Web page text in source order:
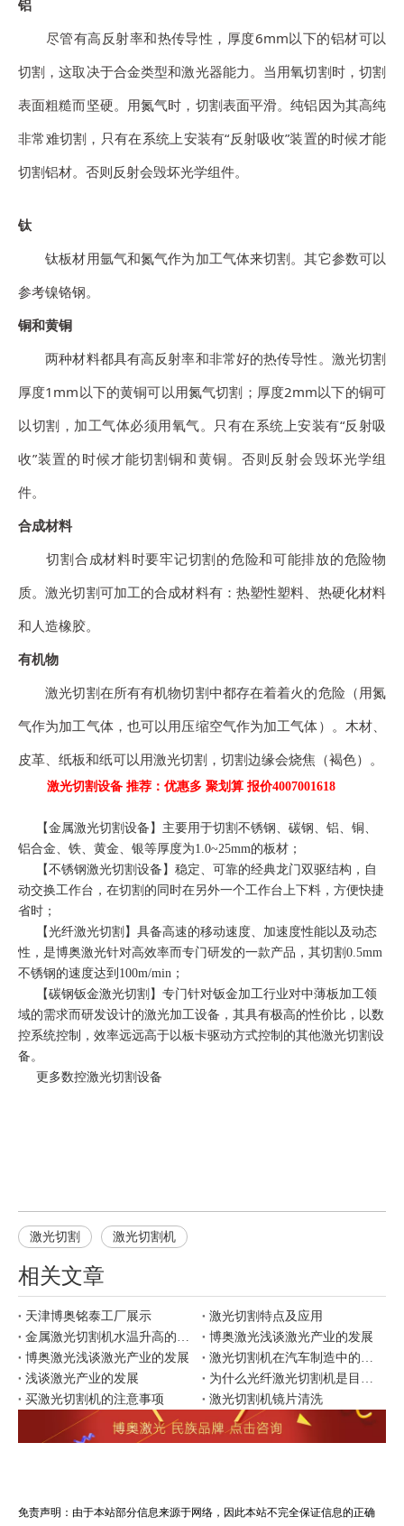
铝
尽管有高反射率和热传导性，厚度6mm以下的铝材可以
切割，这取决于合金类型和激光器能力。当用氧切割时，切割
表面粗糙而坚硬。用氮气时，切割表面平滑。纯铝因为其高纯
非常难切割，只有在系统上安装有“反射吸收”装置的时候才能
切割铝材。否则反射会毁坏光学组件。
钛
钛板材用氩气和氮气作为加工气体来切割。其它参数可以
参考镍铬钢。
铜和黄铜
两种材料都具有高反射率和非常好的热传导性。激光切割
厚度1mm以下的黄铜可以用氮气切割；厚度2mm以下的铜可
以切割，加工气体必须用氧气。只有在系统上安装有“反射吸
收”装置的时候才能切割铜和黄铜。否则反射会毁坏光学组
件。
合成材料
切割合成材料时要牢记切割的危险和可能排放的危险物
质。激光切割可加工的合成材料有：热塑性塑料、热硬化材料
和人造橡胶。
有机物
激光切割在所有有机物切割中都存在着着火的危险（用氮
气作为加工气体，也可以用压缩空气作为加工气体）。木材、
皮革、纸板和纸可以用激光切割，切割边缘会烧焦（褐色）。
激光切割设备 推荐：优惠多 聚划算 报价4007001618
【金属激光切割设备 】主要用于切割不锈钢、碳钢、铝、铜、
铝合金、铁、黄金、银等厚度为1.0~25mm的板材；
【不锈钢激光切割设备 】稳定、可靠的经典龙门双驱结构，自
动交换工作台，在切割的同时在另外一个工作台上下料，方便快捷
省时；
【光纤激光切割 】具备高速的移动速度、加速度性能以及动态
性，是博奥激光针对高效率而专门研发的一款产品，其切割0.5mm
不锈钢的速度达到100m/min；
【碳钢钣金激光切割 】专门针对钣金加工行业对中薄板加工领
域的需求而研发设计的激光加工设备，其具有极高的性价比，以数
控系统控制，效率远远高于以板卡驱动方式控制的其他激光切割设
备。
更多数控激光切割 设备
激光切割 激光切割机
相关文章
天津博奥铭泰工厂展示
激光切割特点及应用
金属激光切割机水温升高的原因
博奥激光浅谈激光产业的发展
博奥激光浅谈激光产业的发展
激光切割机在汽车制造中的应用
浅谈激光产业的发展
为什么光纤激光切割机是目前市场上更好用？
买激光切割机的注意事项
激光切割机镜片清洗
免责声明：由于本站部分信息来源于网络，因此本站不完全保证信息的正确